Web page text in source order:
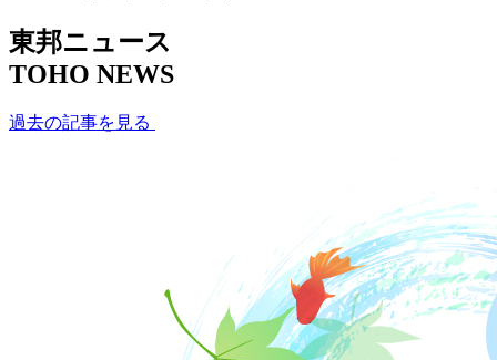
東邦ニュース
TOHO NEWS
過去の記事を見る